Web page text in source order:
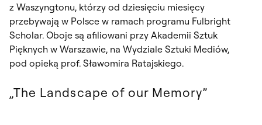
z Waszyngtonu, którzy od dziesięciu miesięcy
przebywają w Polsce w ramach programu Fulbright
Scholar. Oboje są afiliowani przy Akademii Sztuk
Pięknych w Warszawie, na Wydziale Sztuki Mediów,
pod opieką prof. Sławomira Ratajskiego.
„The Landscape of our Memory”